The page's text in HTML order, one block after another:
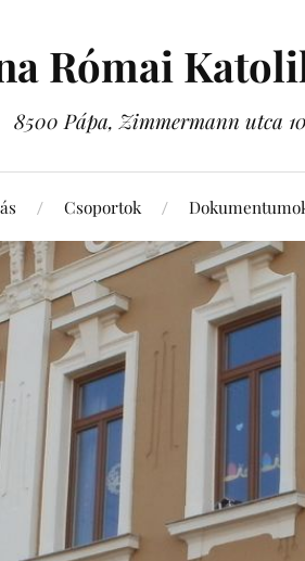
Római
8500 Pápa, Zimmermann utca
Csoportok